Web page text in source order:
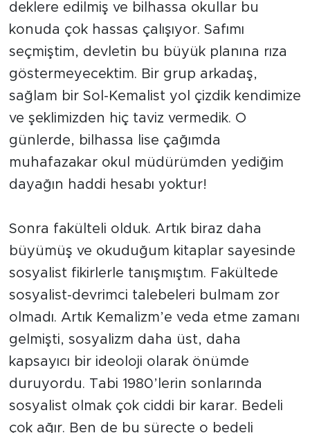
deklere edilmiş ve bilhassa okullar bu
konuda çok hassas çalışıyor. Safımı
seçmiştim, devletin bu büyük planına rıza
göstermeyecektim. Bir grup arkadaş,
sağlam bir Sol-Kemalist yol çizdik kendimize
ve şeklimizden hiç taviz vermedik. O
günlerde, bilhassa lise çağımda
muhafazakar okul müdürümden yediğim
dayağın haddi hesabı yoktur!
Sonra fakülteli olduk. Artık biraz daha
büyümüş ve okuduğum kitaplar sayesinde
sosyalist fikirlerle tanışmıştım. Fakültede
sosyalist-devrimci talebeleri bulmam zor
olmadı. Artık Kemalizm’e veda etme zamanı
gelmişti, sosyalizm daha üst, daha
kapsayıcı bir ideoloji olarak önümde
duruyordu. Tabi 1980’lerin sonlarında
sosyalist olmak çok ciddi bir karar. Bedeli
çok ağır. Ben de bu süreçte o bedeli